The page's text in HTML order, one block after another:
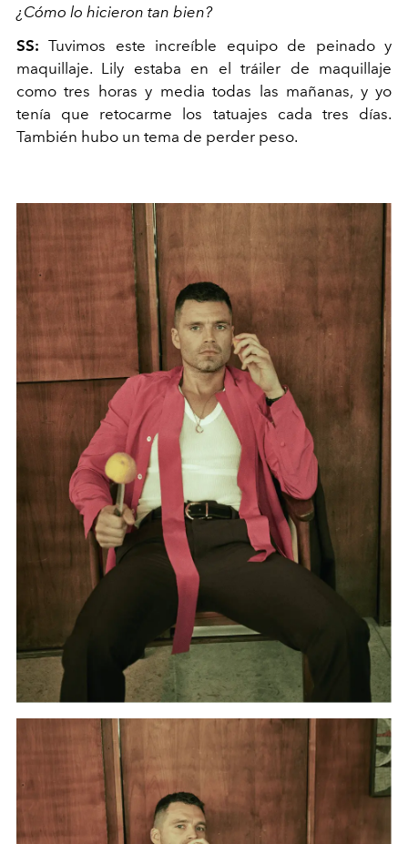
¿Cómo lo hicieron tan bien?
SS:Tuvimos este increíble equipo de peinado y
maquillaje. Lily estaba en el tráiler de maquillaje
como tres horas y media todas las mañanas, y yo
tenía que retocarme los tatuajes cada tres días.
También hubo un tema de perder peso.